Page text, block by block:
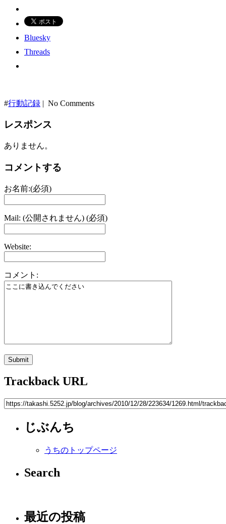
Bluesky
Threads
#行動記録 | No Comments
レスポンス
ありません。
コメントする
お名前:(必須)
Mail: (公開されません) (必須)
Website:
コメント:
Trackback URL
じぶんち
うちのトップページ
Search
最近の投稿